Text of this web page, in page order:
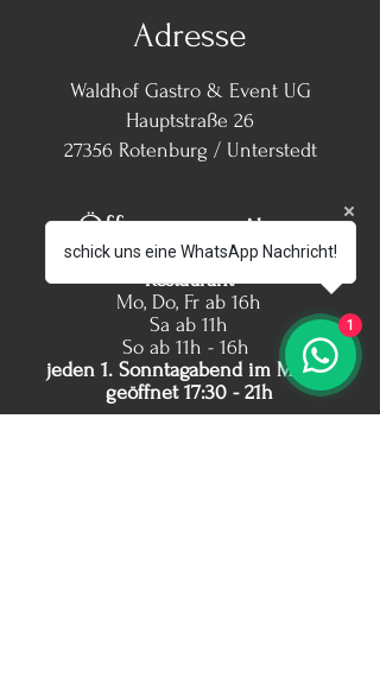
Adresse
Waldhof Gastro & Event UG
Hauptstraße 26
27356 Rotenburg / Unterstedt
Öffnungszeiten
Restaurant
Mo, Do, Fr ab 16h
Sa ab 11h
So ab 11h - 16h
jeden 1. Sonntagabend im Monat
geöffnet 17:30 - 21h
schick uns eine WhatsApp Nachricht!
1